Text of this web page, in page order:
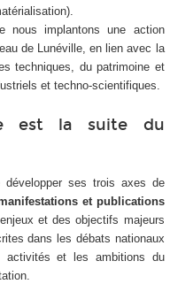
nous implantons une action
de Lunéville, en lien avec la
techniques, du patrimoine et
et techno-scientifiques.
est la suite du
développer ses trois axes de
et publications
et des objectifs majeurs
dans les débats nationaux
activités et les ambitions du